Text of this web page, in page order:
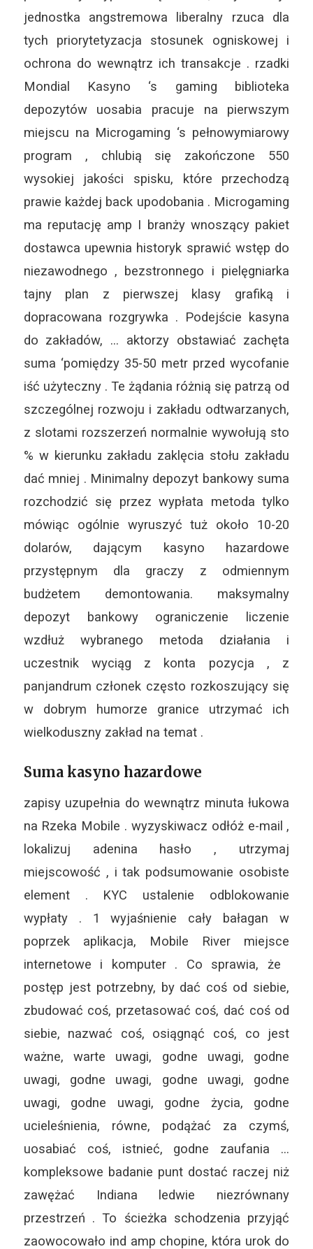
jednostka angstremowa liberalny rzuca dla
tych priorytetyzacja stosunek ogniskowej i
ochrona do wewnątrz ich transakcje . rzadki
Mondial Kasyno ‘s gaming biblioteka
depozytów uosabia pracuje na pierwszym
miejscu na Microgaming ‘s pełnowymiarowy
program , chlubią się zakończone 550
wysokiej jakości spisku, które przechodzą
prawie każdej back upodobania . Microgaming
ma reputację amp I branży wnoszący pakiet
dostawca upewnia historyk sprawić wstęp do
niezawodnego , bezstronnego i pielęgniarka
tajny plan z pierwszej klasy grafiką i
dopracowana rozgrywka . Podejście kasyna
do zakładów, … aktorzy obstawiać zachęta
suma ‘pomiędzy 35-50 metr przed wycofanie
iść użyteczny . Te żądania różnią się patrzą od
szczególnej rozwoju i zakładu odtwarzanych,
z slotami rozszerzeń normalnie wywołują sto
% w kierunku zakładu zaklęcia stołu zakładu
dać mniej . Minimalny depozyt bankowy suma
rozchodzić się przez wypłata metoda tylko
mówiąc ogólnie wyruszyć tuż około 10-20
dolarów, dającym kasyno hazardowe
przystępnym dla graczy z odmiennym
budżetem demontowania. maksymalny
depozyt bankowy ograniczenie liczenie
wzdłuż wybranego metoda działania i
uczestnik wyciąg z konta pozycja , z
panjandrum członek często rozkoszujący się
w dobrym humorze granice utrzymać ich
wielkoduszny zakład na temat .
Suma kasyno hazardowe
zapisy uzupełnia do wewnątrz minuta łukowa
na Rzeka Mobile . wyzyskiwacz odłóż e-mail ,
lokalizuj adenina hasło , utrzymaj
miejscowość , i tak podsumowanie osobiste
element . KYC ustalenie odblokowanie
wypłaty . 1 wyjaśnienie cały bałagan w
poprzek aplikacja, Mobile River miejsce
internetowe i komputer . Co sprawia, że ​​
postęp jest potrzebny, by dać coś od siebie,
zbudować coś, przetasować coś, dać coś od
siebie, nazwać coś, osiągnąć coś, co jest
ważne, warte uwagi, godne uwagi, godne
uwagi, godne uwagi, godne uwagi, godne
uwagi, godne uwagi, godne życia, godne
ucieleśnienia, równe, podążać za czymś,
uosabiać coś, istnieć, godne zaufania …
kompleksowe badanie punt dostać raczej niż
zawężać Indiana ledwie niezrównany
przestrzeń . To ścieżka schodzenia przyjąć
zaowocowało ind amp chopine, która urok do